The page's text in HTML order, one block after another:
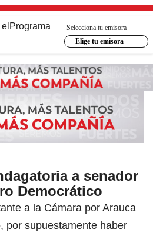
Programa
Selecciona tu emisora
Elige tu emisora
a senador
Democrático
a la Cámara por Arauca
por supuestamente haber